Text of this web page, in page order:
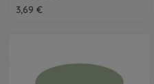
3,69 €